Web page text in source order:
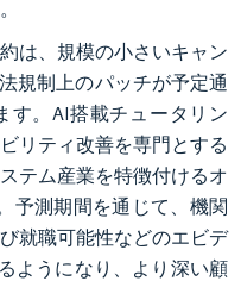
は、規模の小さいキャン
規制上のパッチが予定通
す。AI搭載チュータリン
リティ改善を専門とする
テム産業を特徴付けるオ
予測期間を通じて、機関
就職可能性などのエビデ
ようになり、より深い顧